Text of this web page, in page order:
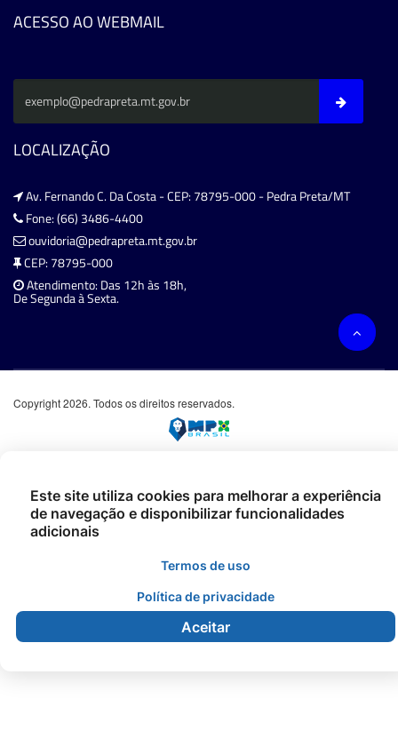
ACESSO AO WEBMAIL
LOCALIZAÇÃO
Av. Fernando C. Da Costa - CEP: 78795-000 - Pedra Preta/MT
Fone: (66) 3486-4400
ouvidoria@pedrapreta.mt.gov.br
CEP: 78795-000
Atendimento: Das 12h às 18h,
De Segunda à Sexta.
Copyright 2026. Todos os direitos reservados.
Este site utiliza cookies para melhorar a experiência
de navegação e disponibilizar funcionalidades
adicionais
Termos de uso
Política de privacidade
Aceitar